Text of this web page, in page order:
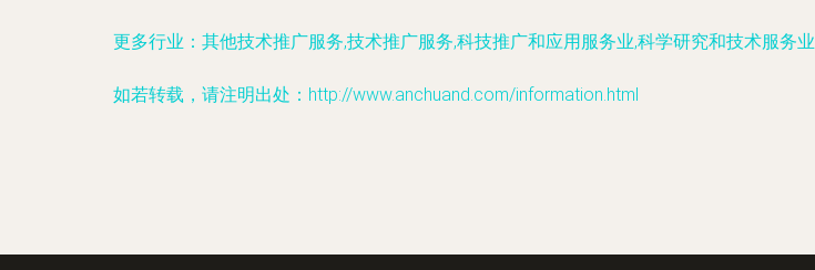
更多行业： 其他技术推广服务,技术推广服务,科技推广和应用服务业,科学研究和技术服务业
如若转载，请注明出处：http://www.anchuand.com/information.html